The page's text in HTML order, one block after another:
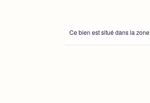
Ce bien est situé dans la zone